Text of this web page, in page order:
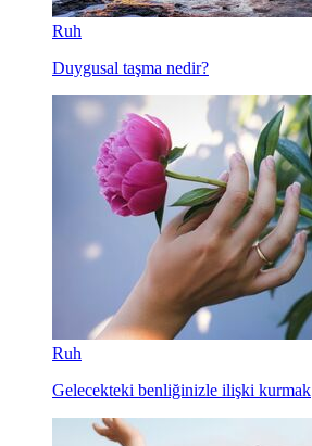
Ruh
Duygusal taşma nedir?
Ruh
Gelecekteki benliğinizle ilişki kurmak